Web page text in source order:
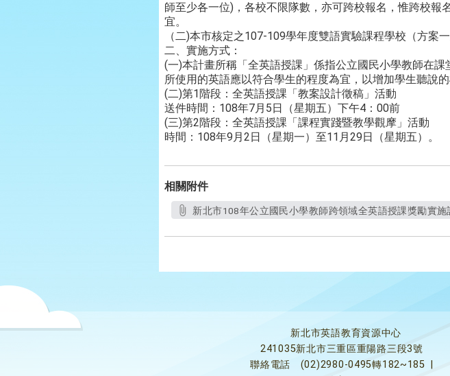
師至少各一位)，各校不限隊數，亦可跨校報名，惟跨校
宜。
（二)本市核定之107-109學年度雙語實驗課程學校（方案
二、實施方式：
(一)本計畫所稱「全英語授課」係指公立國民小學教師在
所使用的英語應以符合學生的程度為宜，以增加學生聽說的
(二)第1階段：全英語授課「教案設計徵稿」活動
送件時間：108年7月5日（星期五）下午4：00前
(三)第2階段：全英語授課「課程實踐暨教學觀摩」活動
時間：108年9月2日（星期一）至11月29日（星期五）。
相關附件
新北市108年公立國民小學教師跨領域全英語授課獎勵實施
新北市英語教育資源中心
241035新北市三重區重陽路三段3號
聯絡電話
(02)2980-0495轉182~185